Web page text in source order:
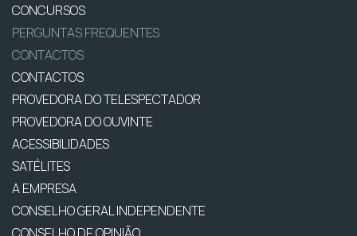
CONCURSOS
PERGUNTAS FREQUENTES
CONTACTOS
CONTACTOS
PROVEDORA DO TELESPECTADOR
PROVEDORA DO OUVINTE
ACESSIBILIDADES
SATÉLITES
A EMPRESA
CONSELHO GERAL INDEPENDENTE